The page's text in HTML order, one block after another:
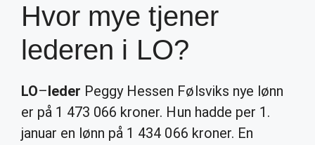
Hvor mye tjener
lederen i LO?
LO–leder Peggy Hessen Følsviks nye lønn
er på 1 473 066 kroner. Hun hadde per 1.
januar en lønn på 1 434 066 kroner. En